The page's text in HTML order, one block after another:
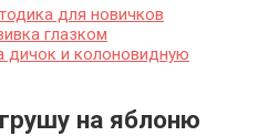
для новичков
глазком
дичок и колоновидную
на яблоню